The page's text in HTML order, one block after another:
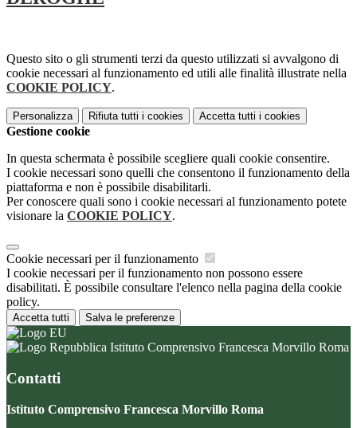
Questo sito o gli strumenti terzi da questo utilizzati si avvalgono di
cookie necessari al funzionamento ed utili alle finalità illustrate nella
COOKIE POLICY.
Personalizza Rifiuta tutti i cookies Accetta tutti i cookies
Gestione cookie
In questa schermata è possibile scegliere quali cookie consentire.
I cookie necessari sono quelli che consentono il funzionamento della
piattaforma e non è possibile disabilitarli.
Per conoscere quali sono i cookie necessari al funzionamento potete
visionare la COOKIE POLICY.
Cookie necessari per il funzionamento
I cookie necessari per il funzionamento non possono essere
disabilitati. È possibile consultare l'elenco nella pagina della cookie
policy.
Accetta tutti Salva le preferenze
Istituto Comprensivo Francesca Morvillo Roma
Contatti
Istituto Comprensivo Francesca Morvillo Roma